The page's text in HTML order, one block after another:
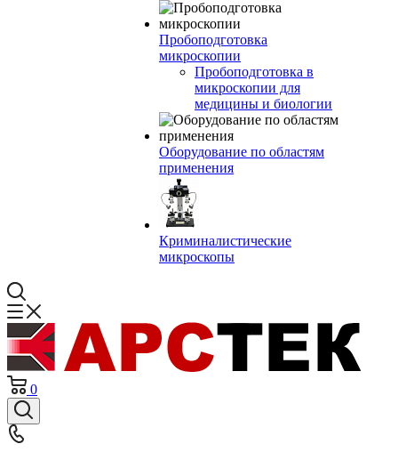
Пробоподготовка
микроскопии
Пробоподготовка в
микроскопии для
медицины и биологии
Оборудование по областям
применения
Криминалистические
микроскопы
0